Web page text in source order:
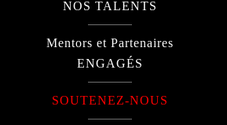
NOS TALENTS
Mentors et Partenaires
ENGAGÉS
SOUTENEZ-NOUS